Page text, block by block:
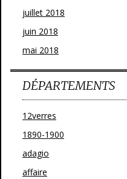
juillet 2018
juin 2018
mai 2018
DÉPARTEMENTS
12verres
1890-1900
adagio
affaire